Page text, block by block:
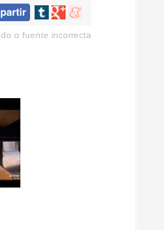
Compartir
tumblr
Compartir
Google+
Compartir
meneame
o fuente incorrecta